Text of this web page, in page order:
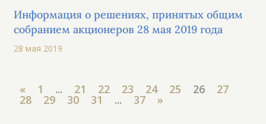
Информация о решениях, принятых общим
собранием акционеров 28 мая 2019 года
28 мая 2019
« 1 ... 21 22 23 24 25 26 27
28 29 30 31 ... 37 »